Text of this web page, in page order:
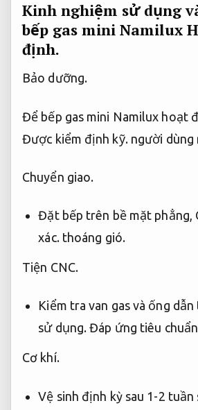
Kinh nghiệm sử dụng
bếp gas mini Namilux
định.
Bảo dưỡng.
Để bếp gas mini Namilux hoạt
Được kiểm định kỹ. người dùng
Chuyển giao.
Đặt bếp trên bề mặt phẳng,
xác.thoáng gió.
Tiện CNC.
Kiểm tra van gas và ống
sử dụng.Đáp ứng tiêu
Cơ khí.
Vệ sinh định kỳ sau 1-2 tuần